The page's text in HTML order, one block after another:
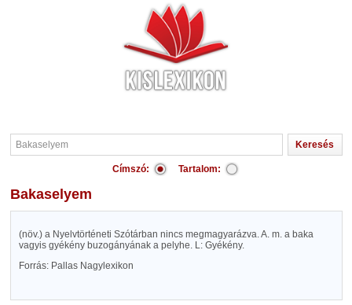
Címszó: Tartalom:
Bakaselyem
(növ.) a Nyelvtörténeti Szótárban nincs megmagyarázva. A. m. a baka
vagyis gyékény buzogányának a pelyhe. L: Gyékény.
Forrás: Pallas Nagylexikon